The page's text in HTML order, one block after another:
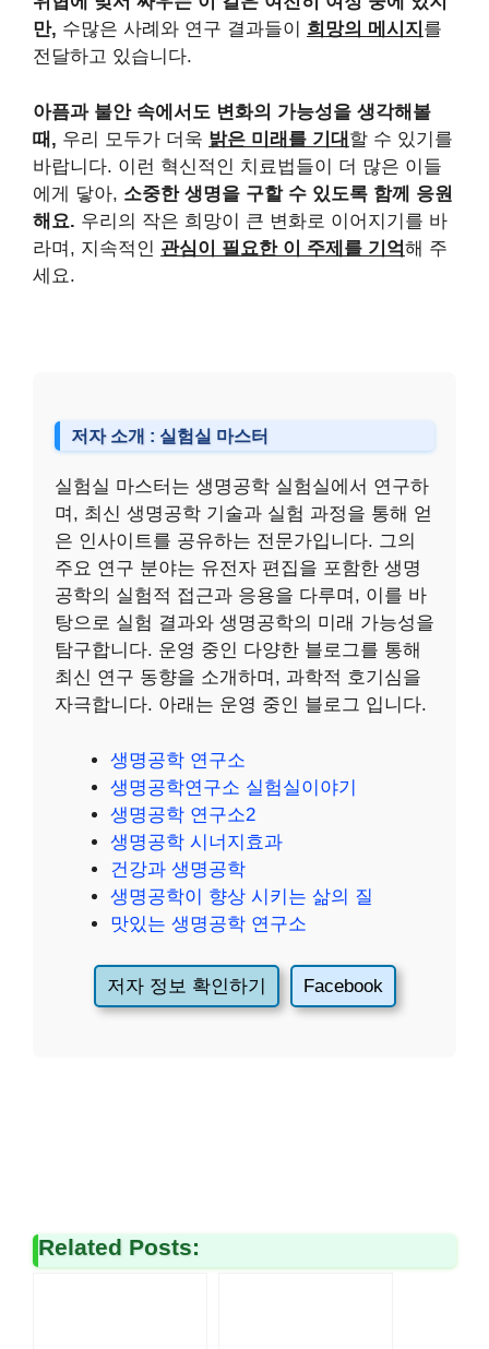
만, 수많은 사례와 연구 결과들이 희망의 메시지 를
전달하고 있습니다.
아픔과 불안 속에서도 변화의 가능성을 생각해볼
때, 우리 모두가 더욱 밝은 미래를 기대 할 수 있기를
바랍니다. 이런 혁신적인 치료법들이 더 많은 이들
에게 닿아, 소중한 생명을 구할 수 있도록 함께 응원
해요. 우리의 작은 희망이 큰 변화로 이어지기를 바
라며, 지속적인 관심이 필요한 이 주제를 기억해 주
세요.
저자 소개 : 실험실 마스터
실험실 마스터는 생명공학 실험실에서 연구하
며, 최신 생명공학 기술과 실험 과정을 통해 얻
은 인사이트를 공유하는 전문가입니다. 그의
주요 연구 분야는 유전자 편집을 포함한 생명
공학의 실험적 접근과 응용을 다루며, 이를 바
탕으로 실험 결과와 생명공학의 미래 가능성을
탐구합니다. 운영 중인 다양한 블로그를 통해
최신 연구 동향을 소개하며, 과학적 호기심을
자극합니다. 아래는 운영 중인 블로그 입니다.
생명공학 연구소
생명공학연구소 실험실이야기
생명공학 연구소2
생명공학 시너지효과
건강과 생명공학
생명공학이 향상 시키는 삶의 질
맛있는 생명공학 연구소
저자 정보 확인하기 Facebook
Related Posts: